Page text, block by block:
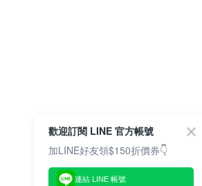
歡迎訂閱 LINE 官方帳號
加LINE好友領$150折價券👇
連結 LINE 帳號